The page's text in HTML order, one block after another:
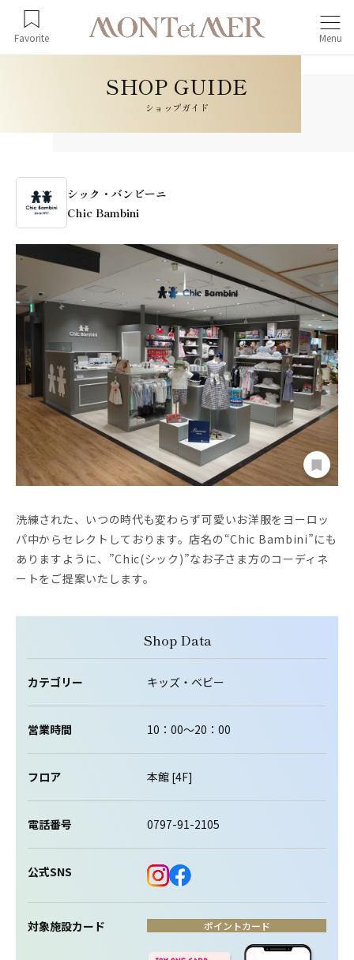
Favorite Menu
ショップガイド
シック・バンビーニ
Chic Bambini
洗練された、いつの時代も変わらず可愛いお洋服をヨーロッ
パ中からセレクトしております。店名の“Chic Bambini”にも
ありますように、”Chic(シック)”なお子さま方のコーディネ
ートをご提案いたします。
Shop Data
カテゴリー キッズ・ベビー
営業時間 10：00～20：00
フロア 本館 [4F]
電話番号 0797-91-2105
公式SNS
対象施設カード ポイントカード